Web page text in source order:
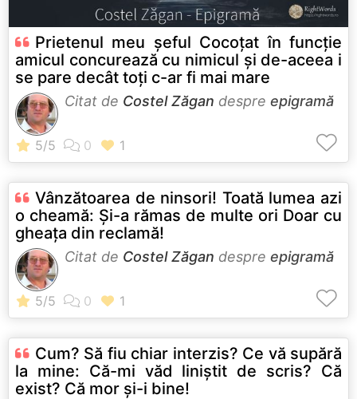
Prietenul meu şeful Cocoţat în funcţie
amicul concurează cu nimicul şi de-aceea i
se pare decât toţi c-ar fi mai mare
Citat de Costel Zăgan despre epigramă
Vânzătoarea de ninsori! Toată lumea azi
o cheamă: Şi-a rămas de multe ori Doar cu
gheaţa din reclamă!
Citat de Costel Zăgan despre epigramă
Cum? Să fiu chiar interzis? Ce vă supără
la mine: Că-mi văd liniştit de scris? Că
exist? Că mor şi-i bine!